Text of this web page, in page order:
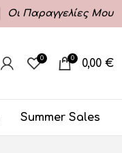
Οι Παραγγελίες Μου
0 0 0,00 €
Summer Sales